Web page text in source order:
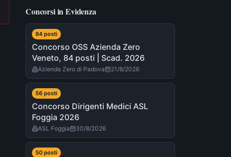
Concorsi in Evidenza
84 posti
Concorso OSS Azienda Zero
Veneto, 84 posti | Scad. 2026
Azienda Zero di Padova 21/8/2026
56 posti
Concorso Dirigenti Medici ASL
Foggia 2026
ASL Foggia 30/8/2026
50 posti